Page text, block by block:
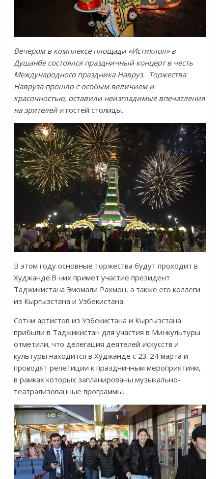
Вечером в комплексе площади «Истиклол» в
Душанбе состоялся праздничный концерт в честь
Международного праздника Навруз. Торжества
Навруза прошло с особым величием и
красочностью, оставили неизгладимые впечатления
на зрителей и гостей столицы.
В этом году основные торжества будут проходит в
Худжанде.В них примет участие президент
Таджикистана Эмомали Рахмон, а также его коллеги
из Кыргызстана и Узбекистана.
Сотни артистов из Узбекистана и Кыргызстана
прибыли в Таджикистан для участия в Минкультуры
отметили, что делегация деятелей искусств и
культуры находится в Худжанде с 23-24 марта и
проводят репетиции к праздничным мероприятиям,
в рамках которых запланированы музыкально-
театрализованные программы.